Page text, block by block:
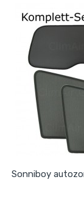
Sonniboy